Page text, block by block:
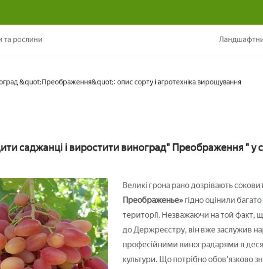
та рослини
&quot;Преображення&quot;: опис сорту і агротехніка вирощування
саджанці і виростити виноград" Преображення " у
Великі грона рано дозрівають
Преображенье» гідно оцінили багато
території. Незважаючи на той факт,
до Держреєстру, він вже заслужив
професійними виноградарями в
культури. Що потрібно обов'язково